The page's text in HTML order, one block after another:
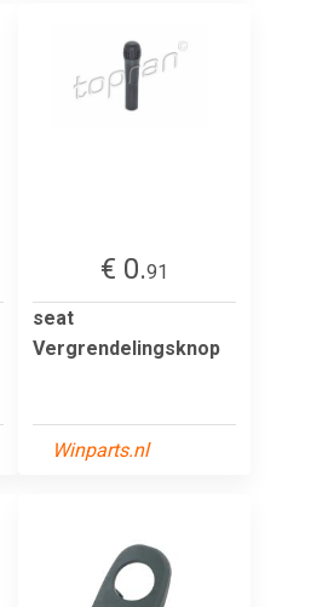
€ 0.91
seat
Vergrendelingsknop
Winparts.nl